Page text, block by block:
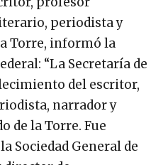
profesor
periodista y
Torre, informó la
“La Secretaría de
del escritor,
narrador y
de la Torre. Fue
Sociedad General de